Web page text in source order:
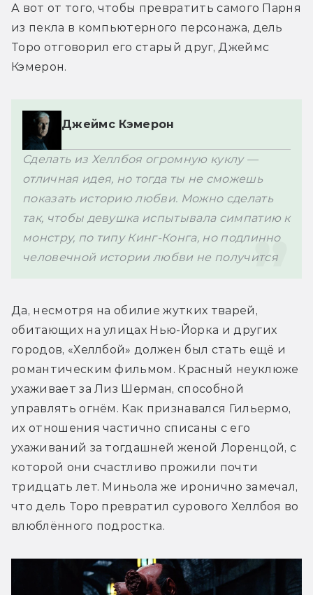
А вот от того, чтобы превратить самого Парня
из пекла в компьютерного персонажа, дель
Торо отговорил его старый друг, Джеймс
Кэмерон.
Джеймс Кэмерон
Сделать из Хеллбоя огромную куклу —
отличная идея, но тогда ты не сможешь
показать историю любви. Можно сделать
так, чтобы девушка испытывала симпатию к
монстру, по типу Кинг-Конга, но подлинно
человечной истории любви не получится
Да, несмотря на обилие жутких тварей,
обитающих на улицах Нью-Йорка и других
городов, «Хеллбой» должен был стать ещё и
романтическим фильмом. Красный неуклюже
ухаживает за Лиз Шерман, способной
управлять огнём. Как признавался Гильермо,
их отношения частично списаны с его
ухаживаний за тогдашней женой Лоренцой, с
которой они счастливо прожили почти
тридцать лет. Миньола же иронично замечал,
что дель Торо превратил сурового Хеллбоя во
влюблённого подростка.